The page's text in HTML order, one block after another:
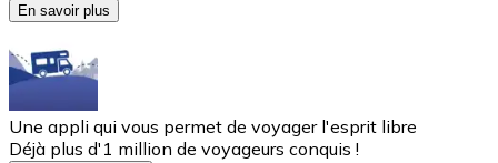
En savoir plus
Une appli qui vous permet de voyager l'esprit libre
Déjà plus d'1 million de voyageurs conquis !